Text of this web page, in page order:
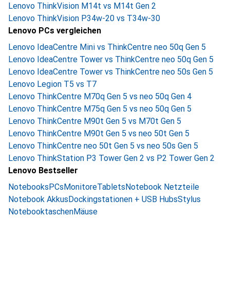
Lenovo ThinkVision M14t vs M14t Gen 2
Lenovo ThinkVision P34w-20 vs T34w-30
Lenovo PCs vergleichen
Lenovo IdeaCentre Mini vs ThinkCentre neo 50q Gen 5
Lenovo IdeaCentre Tower vs ThinkCentre neo 50q Gen 5
Lenovo IdeaCentre Tower vs ThinkCentre neo 50s Gen 5
Lenovo Legion T5 vs T7
Lenovo ThinkCentre M70q Gen 5 vs neo 50q Gen 4
Lenovo ThinkCentre M75q Gen 5 vs neo 50q Gen 5
Lenovo ThinkCentre M90t Gen 5 vs M70t Gen 5
Lenovo ThinkCentre M90t Gen 5 vs neo 50t Gen 5
Lenovo ThinkCentre neo 50t Gen 5 vs neo 50s Gen 5
Lenovo ThinkStation P3 Tower Gen 2 vs P2 Tower Gen 2
Lenovo Bestseller
NotebooksPCsMonitoreTabletsNotebook Netzteile
Notebook AkkusDockingstationen + USB HubsStylus
NotebooktaschenMäuse